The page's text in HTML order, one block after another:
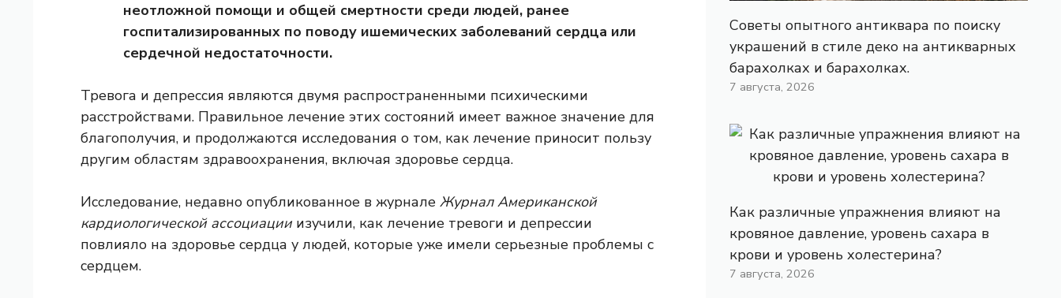
неотложной помощи и общей смертности среди людей, ранее
госпитализированных по поводу ишемических заболеваний сердца или
сердечной недостаточности.
Тревога и депрессия являются двумя распространенными психическими
расстройствами. Правильное лечение этих состояний имеет важное значение для
благополучия, и продолжаются исследования о том, как лечение приносит пользу
другим областям здравоохранения, включая здоровье сердца.
Исследование, недавно опубликованное в журнале Журнал Американской
кардиологической ассоциацииизучили, как лечение тревоги и депрессии
повлияло на здоровье сердца у людей, которые уже имели серьезные проблемы с
сердцем.
Советы опытного антиквара по поиску
украшений в стиле деко на антикварных
барахолках и барахолках.
7 августа, 2026
Как различные упражнения влияют на
кровяное давление, уровень сахара в
крови и уровень холестерина?
7 августа, 2026